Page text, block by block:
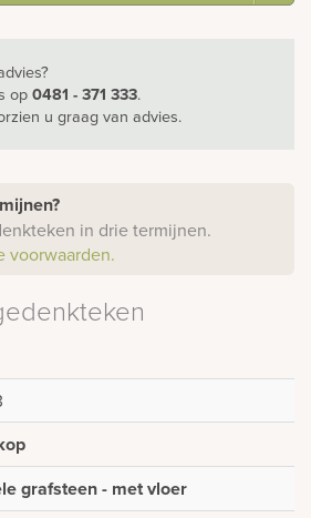
op0481 - 371 333.
u graag van advies.
in drie termijnen.
voorwaarden.
grafsteen - met vloer